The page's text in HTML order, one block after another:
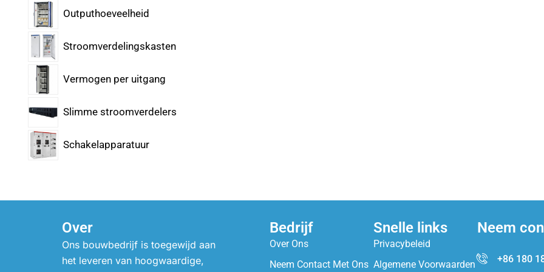
Outputhoeveelheid
Stroomverdelingskasten
Vermogen per uitgang
Slimme stroomverdelers
Schakelapparatuur
Over
Ons bouwbedrijf is toegewijd aan
het leveren van hoogwaardige,
Bedrijf
Over Ons
Neem Contact Met Ons
Snelle links
Privacybeleid
Algemene Voorwaarden
Neem
+86 180